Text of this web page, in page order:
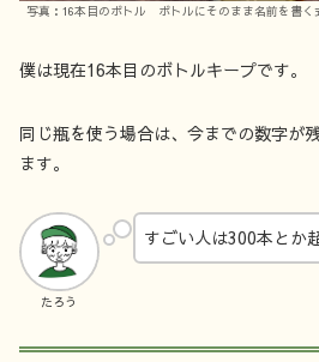
写真：16本目のボトル ボトルにそのまま名前を書く
僕は現在16本目のボトルキープです。
同じ瓶を使う場合は、今までの数字が
ます。
たろう
すごい人は300本とか